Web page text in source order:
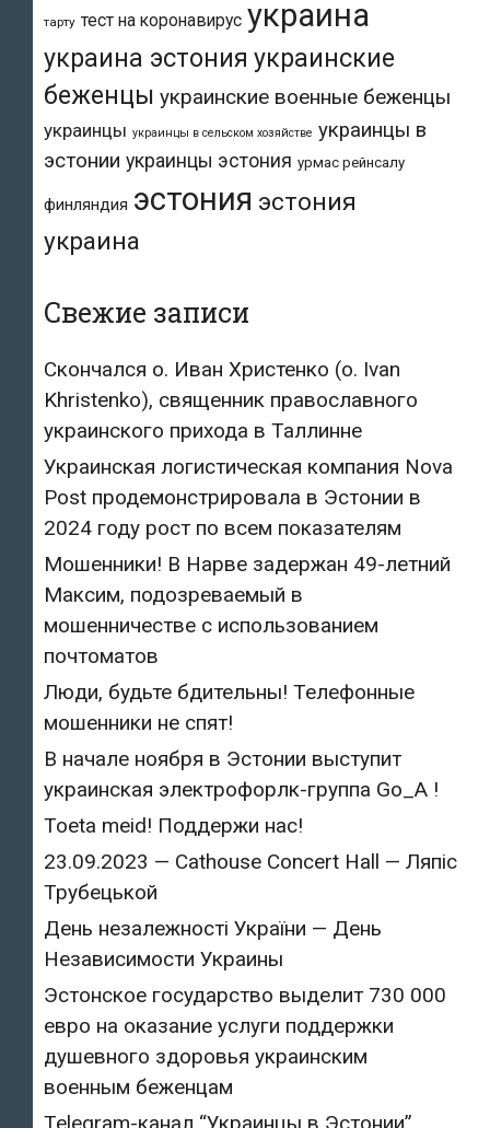
тарту тест на коронавирус украина
украина эстония украинские
беженцы украинские военные беженцы
украинцы украинцы в сельском хозяйстве украинцы в
эстонии украинцы эстония урмас рейнсалу
финляндия эстония эстония
украина
Свежие записи
Скончался о. Иван Христенко (о. Ivan
Khristenko), священник православного
украинского прихода в Таллинне
Украинская логистическая компания Nova
Post продемонстрировала в Эстонии в
2024 году рост по всем показателям
Мошенники! В Нарве задержан 49-летний
Максим, подозреваемый в
мошенничестве с использованием
почтоматов
Люди, будьте бдительны! Телефонные
мошенники не спят!
В начале ноября в Эстонии выступит
украинская электрофорлк-группа Go_A !
Toeta meid! Поддержи нас!
23.09.2023 — Cathouse Concert Hall — Ляпіс
Трубецькой
День незалежності України — День
Независимости Украины
Эстонское государство выделит 730 000
евро на оказание услуги поддержки
душевного здоровья украинским
военным беженцам
Telegram-канал “Украинцы в Эстонии”